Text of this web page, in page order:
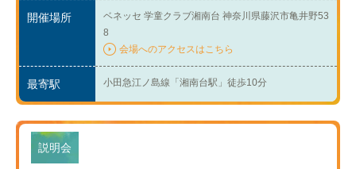
開催場所
ベネッセ 学童クラブ湘南台 神奈川県藤沢市亀井野53
8
会場へのアクセスはこちら
最寄駅 小田急江ノ島線「湘南台駅」徒歩10分
説明会